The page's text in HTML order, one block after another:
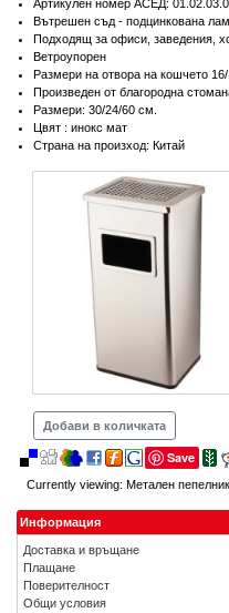
Артикулен номер АСЕД:
Вътрешен съд - подцинкована
Подходящ за офиси, заведения,
Ветроупорен
Размери на отвора на кошчето
Произведен от благородна
Размери: 30/24/60 см.
Цвят : инокс мат
Страна на произход: Китай
Добави в количката
Save
Currently viewing: Метален
Информация
Доставка и връщане
Плащане
Поверителност
Общи условия